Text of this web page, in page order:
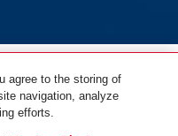
agree to the storing of
navigation, analyze
efforts.